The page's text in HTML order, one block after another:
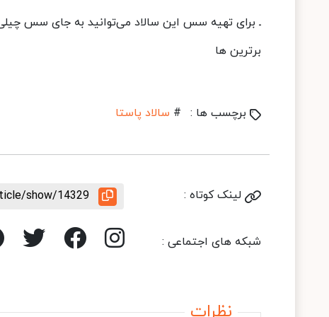
ـ برای تهیه سس این سالاد می‌توانید به جای سس
برترین ها
برچسب ها : # سالاد پاستا
لینک کوتاه : show/14329
شبکه های اجتماعی :